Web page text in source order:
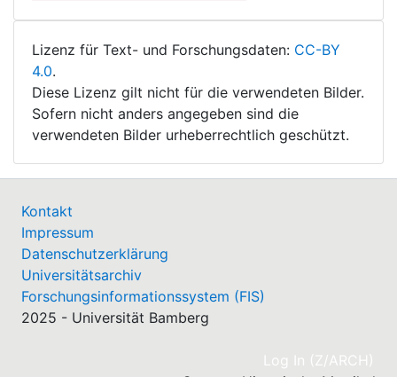
Lizenz für Text- und Forschungsdaten: CC-BY
4.0.
Diese Lizenz gilt nicht für die verwendeten Bilder.
Sofern nicht anders angegeben sind die
verwendeten Bilder urheberrechtlich geschützt.
Kontakt
Impressum
Datenschutzerklärung
Universitätsarchiv
Forschungsinformationssystem (FIS)
2025 - Universität Bamberg
Log In (Z/ARCH)